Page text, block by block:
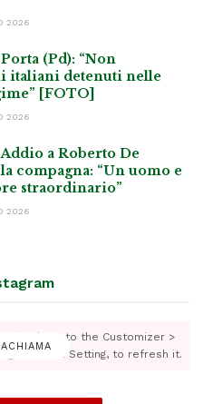
2026
(Pd): “Non
italiani detenuti nelle
[FOTO]
2026
a Roberto De
compagna: “Un uomo e
straordinario”
2026
Go to the Customizer >
Feed Setting, to refresh it.